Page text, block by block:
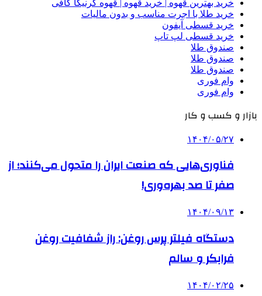
خرید بهترین قهوه | خرید قهوه | قهوه گرنیکا کافی
خرید طلا با اجرت مناسب و بدون مالیات
خرید قسطی آیفون
خرید قسطی لپ تاپ
صندوق طلا
صندوق طلا
صندوق طلا
وام فوری
وام فوری
بازار و کسب و کار
۱۴۰۴/۰۵/۲۷
فناوری‌هایی که صنعت ایران را متحول می‌کنند؛ از
صفر تا صد بهره‌وری!
۱۴۰۴/۰۹/۱۳
دستگاه فیلتر پرس روغن: راز شفافیت روغن
فرابکر و سالم
۱۴۰۴/۰۲/۲۵